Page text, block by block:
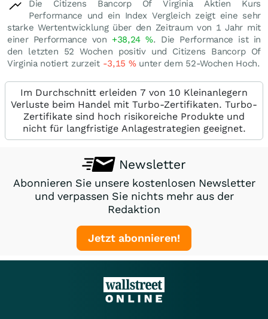
Die Citizens Bancorp Of Virginia Aktien Kurs
Performance und ein Index Vergleich zeigt eine sehr
starke Wertentwicklung über den Zeitraum von 1 Jahr mit
einer Performance von +38,24%. Die Performance ist in
den letzten 52 Wochen positiv und Citizens Bancorp Of
Virginia notiert zurzeit -3,15 %unter dem 52-Wochen Hoch.
Im Durchschnitt erleiden 7 von 10 Kleinanlegern
Verluste beim Handel mit Turbo-Zertifikaten. Turbo-
Zertifikate sind hoch risikoreiche Produkte und
nicht für langfristige Anlagestrategien geeignet.
Newsletter
Abonnieren Sie unsere kostenlosen Newsletter
und verpassen Sie nichts mehr aus der
Redaktion
Jetzt abonnieren!